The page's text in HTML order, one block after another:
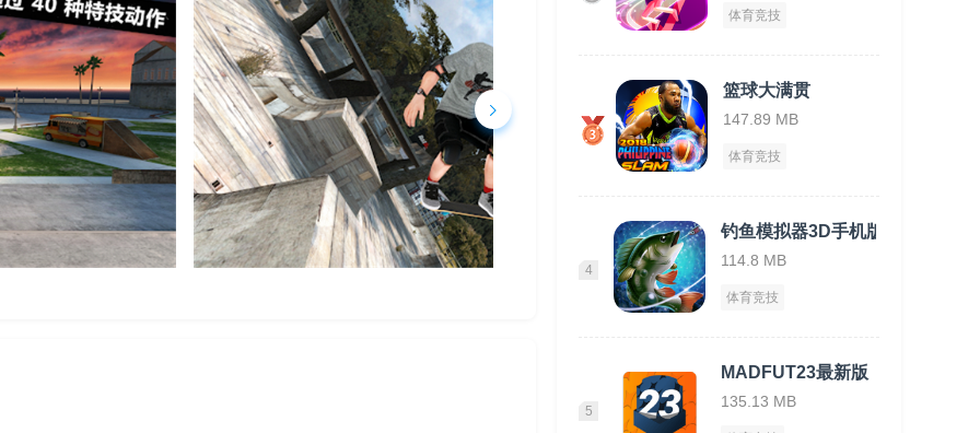
体育竞技
篮球大满贯
147.89 MB
体育竞技
4
钓鱼模拟器3D手机版
114.8 MB
体育竞技
5
MADFUT23最新版
135.13 MB